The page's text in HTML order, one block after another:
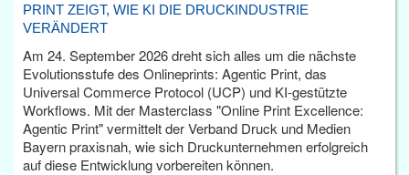
PRINT ZEIGT, WIE KI DIE DRUCKINDUSTRIE
VERÄNDERT
Am 24. September 2026 dreht sich alles um die nächste
Evolutionsstufe des Onlineprints: Agentic Print, das
Universal Commerce Protocol (UCP) und KI-gestützte
Workflows. Mit der Masterclass "Online Print Excellence:
Agentic Print" vermittelt der Verband Druck und Medien
Bayern praxisnah, wie sich Druckunternehmen erfolgreich
auf diese Entwicklung vorbereiten können.